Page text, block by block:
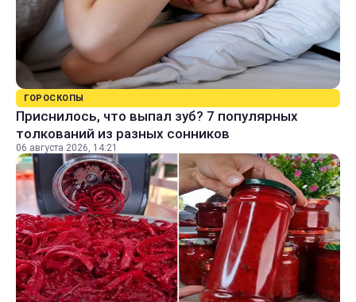
ГОРОСКОПЫ
Приснилось, что выпал зуб? 7 популярных
толкований из разных сонников
06 августа 2026, 14:21